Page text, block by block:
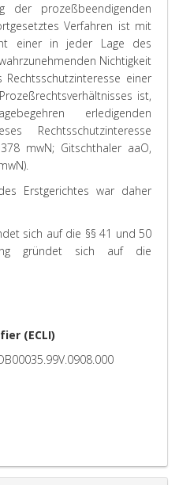
der prozeßbeendigenden
Verfahren ist mit
einer in jeder Lage des
Nichtigkeit
einer
ist,
erledigenden
Rechtsschutzinteresse
mwN; Gitschthaler aaO,
Erstgerichtes war daher
sich auf die §§ 41 und 50
gründet sich auf die
(ECLI)